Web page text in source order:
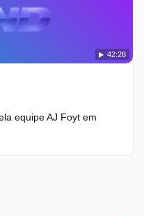
42:28
equipe AJ Foyt em